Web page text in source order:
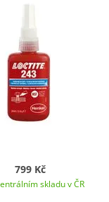
799 Kč
skladu v ČR